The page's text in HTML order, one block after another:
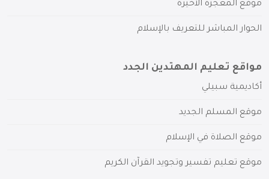
موقع المعجزة الأخيرة
الحوار المباشر للتعريف بالإسلام
مواقع تعليم المهتدين الجدد
أكاديمية سبيلي
موقع المسلم الجديد
موقع الصلاة في الإسلام
موقع تعليم تفسير وتجويد القرآن الكريم